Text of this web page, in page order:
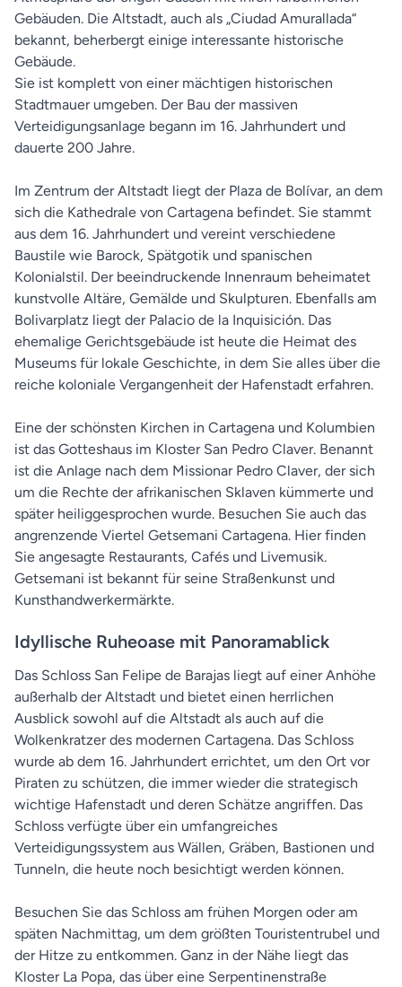
Gebäuden. Die Altstadt, auch als „Ciudad Amurallada“
bekannt, beherbergt einige interessante historische
Gebäude.
Sie ist komplett von einer mächtigen historischen
Stadtmauer umgeben. Der Bau der massiven
Verteidigungsanlage begann im 16. Jahrhundert und
dauerte 200 Jahre.
Im Zentrum der Altstadt liegt der Plaza de Bolívar, an dem
sich die Kathedrale von Cartagena befindet. Sie stammt
aus dem 16. Jahrhundert und vereint verschiedene
Baustile wie Barock, Spätgotik und spanischen
Kolonialstil. Der beeindruckende Innenraum beheimatet
kunstvolle Altäre, Gemälde und Skulpturen. Ebenfalls am
Bolivarplatz liegt der Palacio de la Inquisición. Das
ehemalige Gerichtsgebäude ist heute die Heimat des
Museums für lokale Geschichte, in dem Sie alles über die
reiche koloniale Vergangenheit der Hafenstadt erfahren.
Eine der schönsten Kirchen in Cartagena und Kolumbien
ist das Gotteshaus im Kloster San Pedro Claver. Benannt
ist die Anlage nach dem Missionar Pedro Claver, der sich
um die Rechte der afrikanischen Sklaven kümmerte und
später heiliggesprochen wurde. Besuchen Sie auch das
angrenzende Viertel Getsemani Cartagena. Hier finden
Sie angesagte Restaurants, Cafés und Livemusik.
Getsemani ist bekannt für seine Straßenkunst und
Kunsthandwerkermärkte.
Idyllische Ruheoase mit Panoramablick
Das Schloss San Felipe de Barajas liegt auf einer Anhöhe
außerhalb der Altstadt und bietet einen herrlichen
Ausblick sowohl auf die Altstadt als auch auf die
Wolkenkratzer des modernen Cartagena. Das Schloss
wurde ab dem 16. Jahrhundert errichtet, um den Ort vor
Piraten zu schützen, die immer wieder die strategisch
wichtige Hafenstadt und deren Schätze angriffen. Das
Schloss verfügte über ein umfangreiches
Verteidigungssystem aus Wällen, Gräben, Bastionen und
Tunneln, die heute noch besichtigt werden können.
Besuchen Sie das Schloss am frühen Morgen oder am
späten Nachmittag, um dem größten Touristentrubel und
der Hitze zu entkommen. Ganz in der Nähe liegt das
Kloster La Popa, das über eine Serpentinenstraße